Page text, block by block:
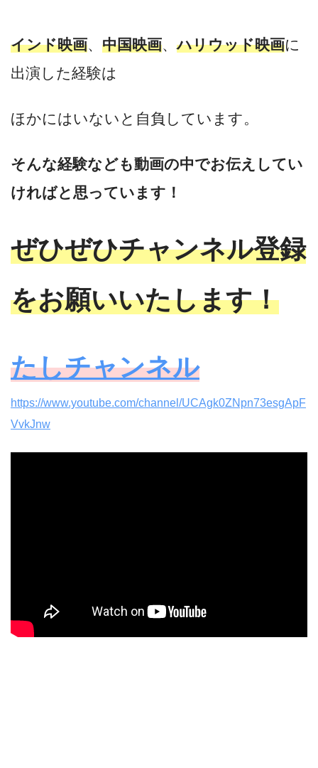
インド映画、 中国映画、ハリウッド映画に
出演した経験は
ほかにはいないと自負しています。
そんな経験なども動画の中でお伝えしてい
ければと思っています！
ぜひぜひチャンネル登録
をお願いいたします！
たしチャンネル
https://www.youtube.com/channel/UCAgk0ZNpn73esgApF
VvkJnw